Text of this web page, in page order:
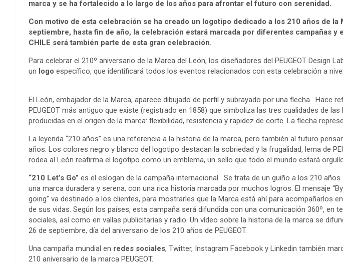
marca y se ha fortalecido a lo largo de los años para afrontar el futuro con serenidad.
Con motivo de esta celebración se ha creado un logotipo dedicado a los 210 años de la
septiembre, hasta fin de año, la celebración estará marcada por diferentes campañas y
CHILE será también parte de esta gran celebración.
Para celebrar el 210º aniversario de la Marca del León, los diseñadores del PEUGEOT Design
un logo específico, que identificará todos los eventos relacionados con esta celebración a
El León, embajador de la Marca, aparece dibujado de perfil y subrayado por una flecha. Hace
PEUGEOT más antiguo que existe (registrado en 1858) que simboliza las tres cualidades de las
producidas en el origen de la marca: flexibilidad, resistencia y rapidez de corte. La flecha
La leyenda “210 años” es una referencia a la historia de la marca, pero también al futuro
años. Los colores negro y blanco del logotipo destacan la sobriedad y la frugalidad, lema de
rodea al León reafirma el logotipo como un emblema, un sello que todo el mundo estará
“210 Let’s Go” es el eslogan de la campaña internacional. Se trata de un guiño a los 210 años
una marca duradera y serena, con una rica historia marcada por muchos logros. El mensaje
going” va destinado a los clientes, para mostrarles que la Marca está ahí para acompañarlos
de sus vidas. Según los países, esta campaña será difundida con una comunicación 360º, en
sociales, así como en vallas publicitarias y radio. Un vídeo sobre la historia de la marca se
26 de septiembre, día del aniversario de los 210 años de PEUGEOT.
Una campaña mundial en redes sociales, Twitter, Instagram Facebook y Linkedin también
210 aniversario de la marca PEUGEOT.